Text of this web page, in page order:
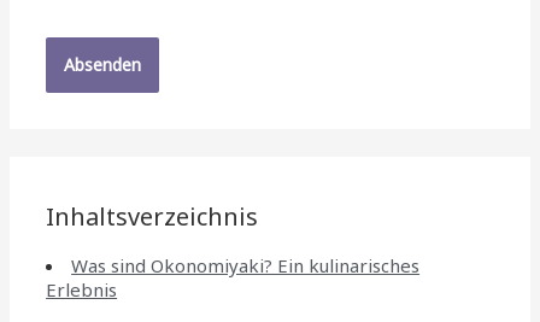
Inhaltsverzeichnis
Was sind Okonomiyaki? Ein kulinarisches
Erlebnis